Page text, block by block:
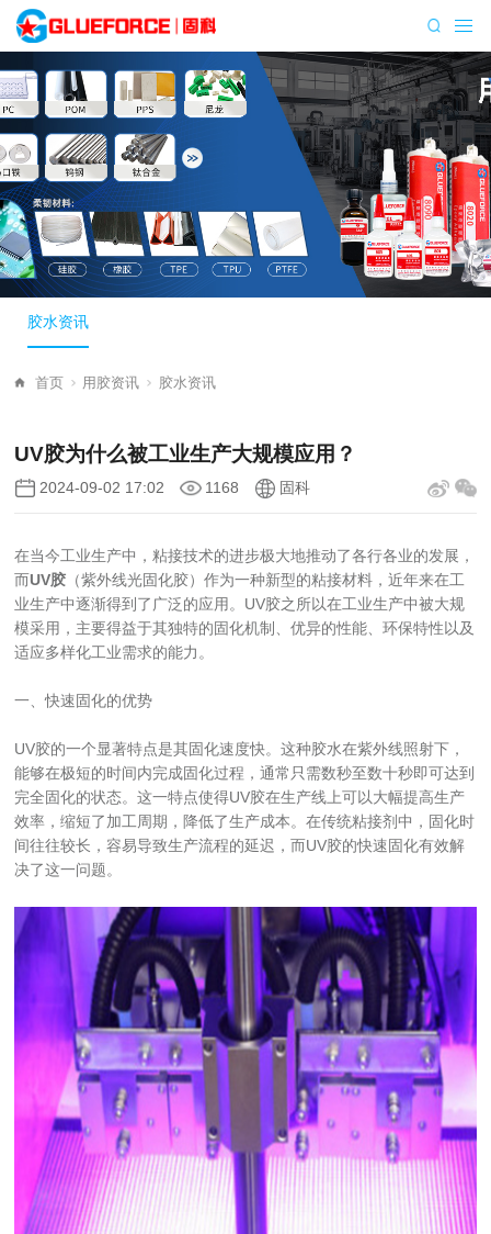
胶水资讯
首页 用胶资讯 胶水资讯
UV胶为什么被工业生产大规模应用？
2024-09-02 17:02 1168 固科
在当今工业生产中，粘接技术的进步极大地推动了各行各业的发展，
而UV胶 （紫外线光固化胶）作为一种新型的粘接材料，近年来在工
业生产中逐渐得到了广泛的应用。UV胶之所以在工业生产中被大规
模采用，主要得益于其独特的固化机制、优异的性能、环保特性以及
适应多样化工业需求的能力。
一、快速固化的优势
UV胶的一个显著特点是其固化速度快。这种胶水在紫外线照射下，
能够在极短的时间内完成固化过程，通常只需数秒至数十秒即可达到
完全固化的状态。这一特点使得UV胶在生产线上可以大幅提高生产
效率，缩短了加工周期，降低了生产成本。在传统粘接剂中，固化时
间往往较长，容易导致生产流程的延迟，而UV胶的快速固化有效解
决了这一问题。